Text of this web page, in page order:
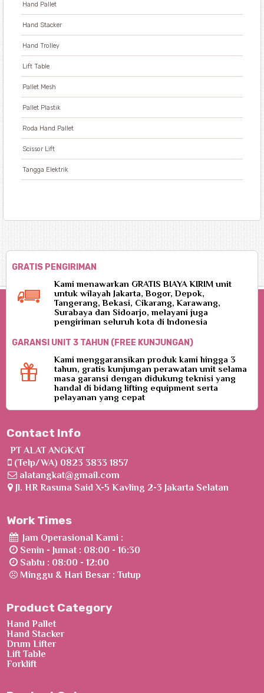
Hand Pallet
Hand Stacker
Hand Trolley
Lift Table
Pallet Mesh
Pallet Plastik
Roda Hand Pallet
Scissor Lift
Tangga Elektrik
GRATIS PENGIRIMAN
Kami menawarkan GRATIS BIAYA KIRIM unit
untuk wilayah Jakarta, Bogor, Depok,
Tangerang, Bekasi, Cikarang, Karawang,
Surabaya dan Sidoarjo, melayani juga
pengiriman seluruh kota di Indonesia
GARANSI UNIT 3 TAHUN (FREE KUNJUNGAN)
Kami menggaransikan produk kami hingga 3
tahun, gratis kunjungan perawatan unit selama
masa garansi dengan didukung teknisi yang
handal di bidang lifting equipment serta
pelayanan yang cepat
Contact Info
PT ALAT ANGKAT
(Telp/WA) 0823 3833 1857
alatangkat@gmail.com
Jl. HR Rasuna Said X-5 Kavling 2-3 Jakarta Selatan
Work Times
Jam Operasional Kami :
Senin - Jumat : 08:00 - 16:30
Sabtu : 08:00 - 12:00
Minggu & Hari Besar : Tutup
Product Category
Hand Pallet
Hand Stacker
Drum Lifter
Lift Table
Forklift